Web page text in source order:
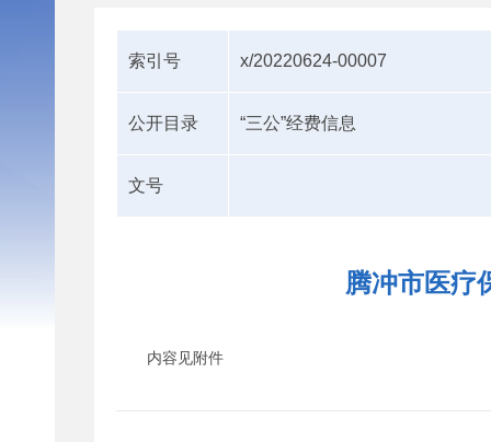
索引号 x/20220624-00007
公开目录 “三公”经费信息
文号
腾冲市医疗
内容见附件